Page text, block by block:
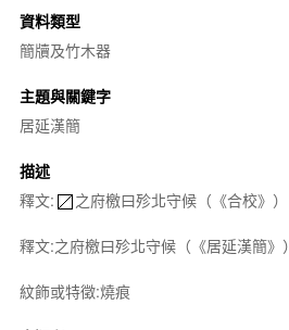
資料類型
簡牘及竹木器
主題與關鍵字
居延漢簡
描述
釋文:
之府檄曰殄北守候（《合校》）
釋文:之府檄曰殄北守候（《居延漢簡》）
紋飾或特徵:燒痕